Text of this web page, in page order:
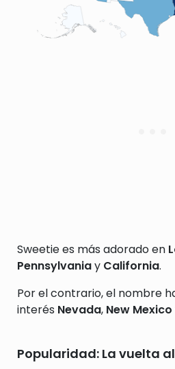
Sweetie es más adorado en
Pennsylvaniay California.
Por el contrario, el nombre
interés Nevada, New Mexico
Popularidad: La vuelta